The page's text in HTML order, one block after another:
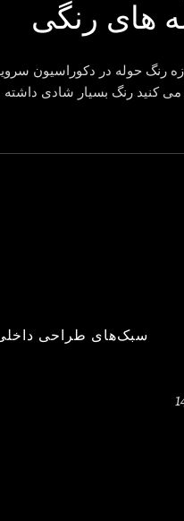
رنگ حوله در
می کنید رنگ بسیار شادی داشته
سبک‌های طراحی